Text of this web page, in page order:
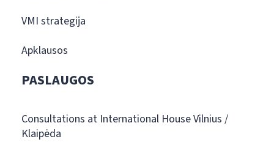
VMI strategija
Apklausos
PASLAUGOS
Consultations at International House Vilnius /
Klaipėda